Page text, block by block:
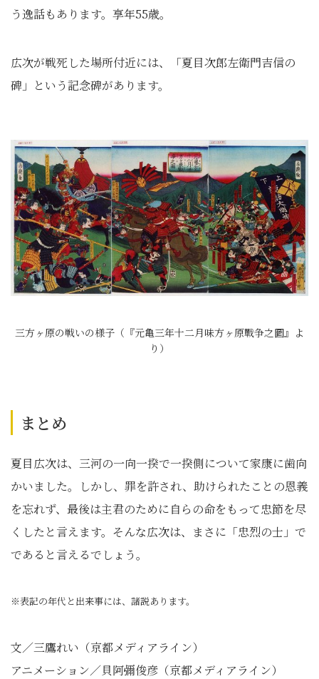
う逸話もあります。享年55歳。
広次が戦死した場所付近には、「夏目次郎左衛門吉信の
碑」という記念碑があります。
三方ヶ原の戦いの様子（『元亀三年十二月味方ヶ原戰争之圖』よ
り）
まとめ
夏目広次は、三河の一向一揆で一揆側について家康に歯向
かいました。しかし、罪を許され、助けられたことの恩義
を忘れず、最後は主君のために自らの命をもって忠節を尽
くしたと言えます。そんな広次は、まさに「忠烈の士」で
であると言えるでしょう。
※表記の年代と出来事には、諸説あります。
文／三鷹れい（京都メディアライン）
アニメーション／貝阿彌俊彦（京都メディアライン）